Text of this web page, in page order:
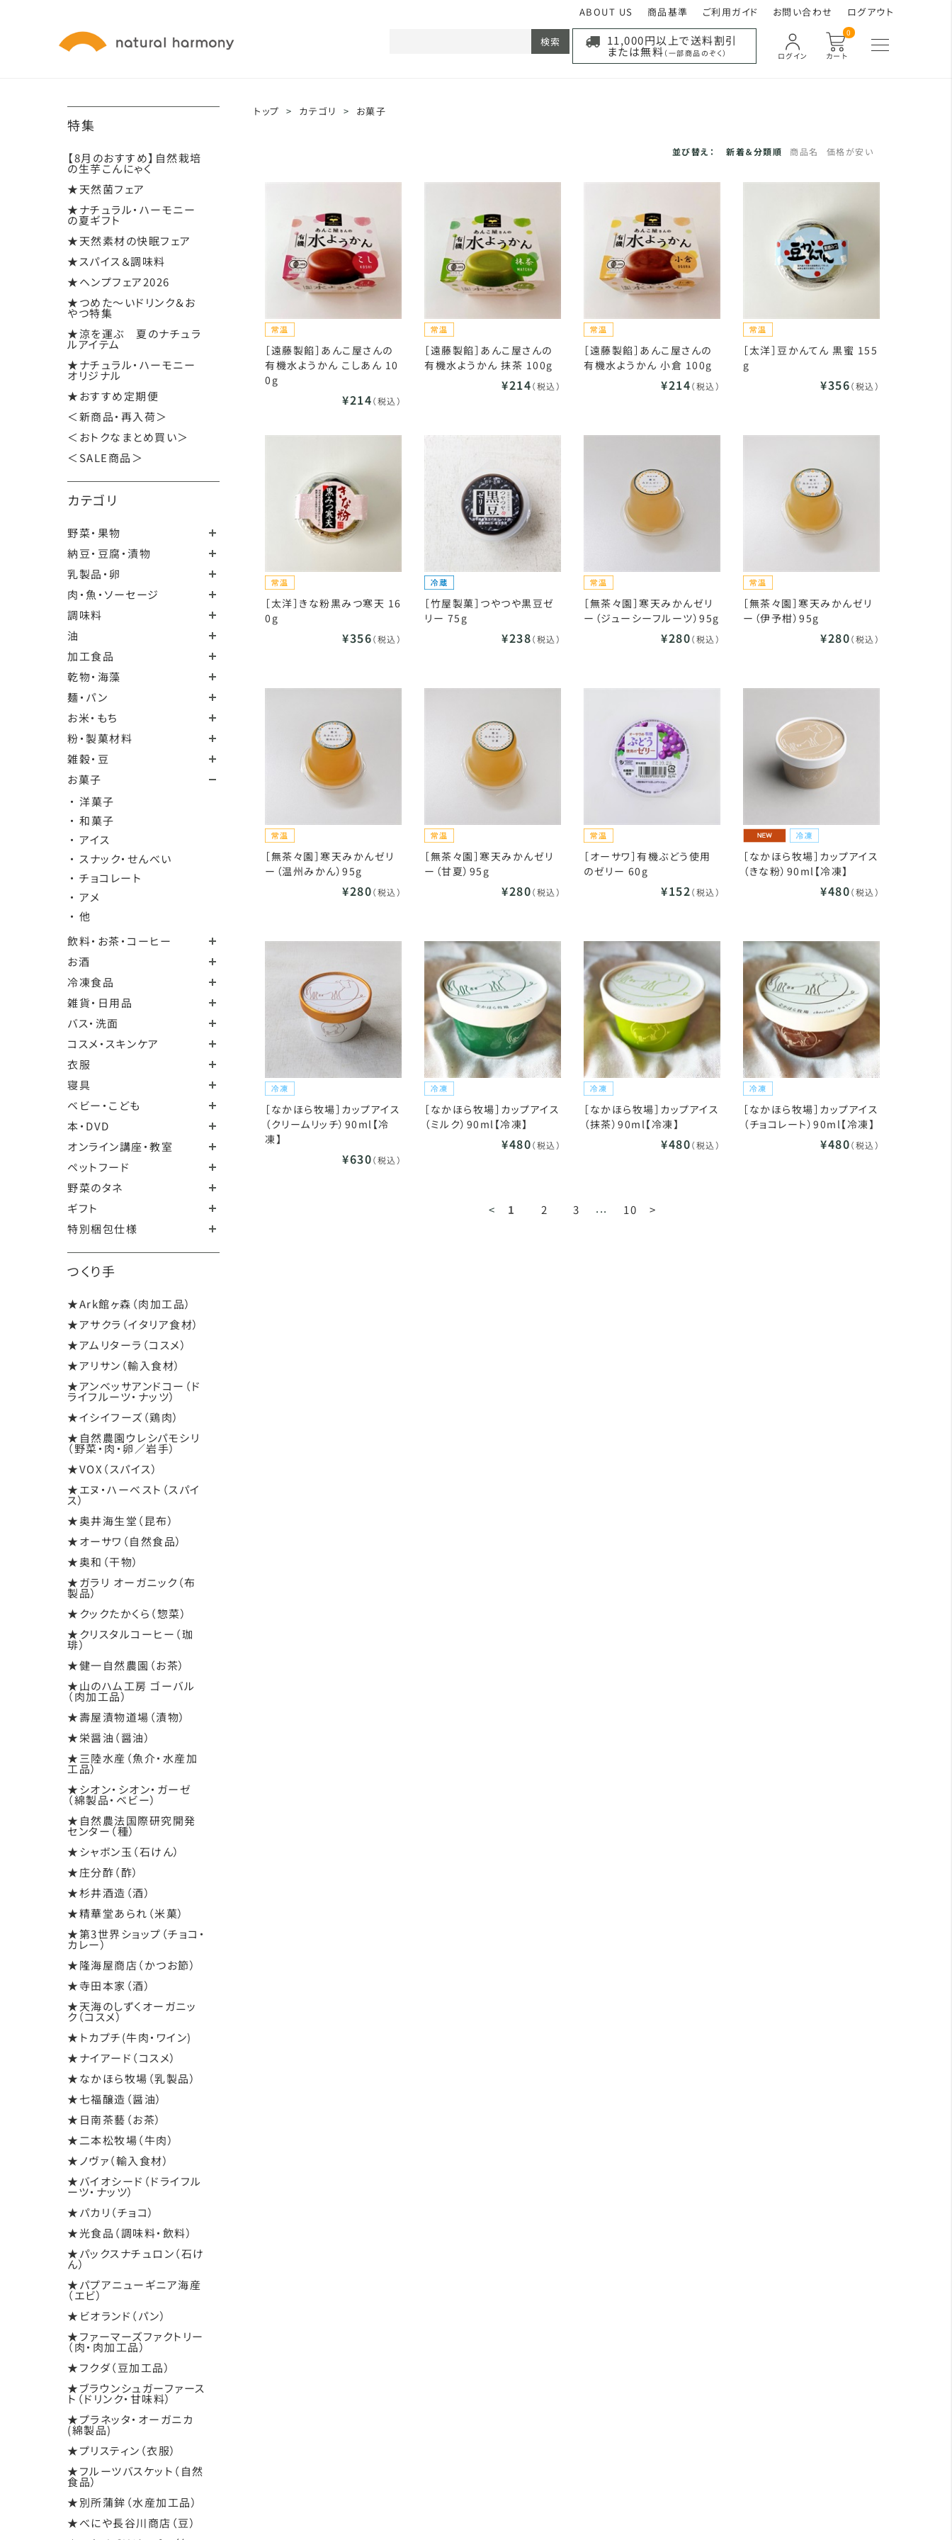
ABOUT US 商品基準 ご利用ガイド お問い合わせ ログアウト
カート
0
ログイン
11,000円以上で送料割引
または無料 （一部商品のぞく）
検索
特集
【8月のおすすめ】自然栽培
の生芋こんにゃく
★天然菌フェア
★ナチュラル・ハーモニー
の夏ギフト
★天然素材の快眠フェア
★スパイス＆調味料
★ヘンプフェア2026
★つめた～いドリンク＆お
やつ特集
★涼を運ぶ 夏のナチュラ
ルアイテム
★ナチュラル・ハーモニー
オリジナル
★おすすめ定期便
＜新商品・再入荷＞
＜おトクなまとめ買い＞
＜SALE商品＞
カテゴリ
野菜・果物
納豆・豆腐・漬物
乳製品・卵
肉・魚・ソーセージ
調味料
油
加工食品
乾物・海藻
麺・パン
お米・もち
粉・製菓材料
雑穀・豆
お菓子
・ 洋菓子
・ 和菓子
・ アイス
・ スナック・せんべい
・ チョコレート
・ アメ
・ 他
飲料・お茶・コーヒー
お酒
冷凍食品
雑貨・日用品
バス・洗面
コスメ・スキンケア
衣服
寝具
ベビー・こども
本・DVD
オンライン講座・教室
ペットフード
野菜のタネ
ギフト
特別梱包仕様
つくり手
★Ark館ヶ森（肉加工品）
★アサクラ（イタリア食材）
★アムリターラ（コスメ）
★アリサン（輸入食材）
★アンベッサアンドコー（ド
ライフルーツ・ナッツ）
★イシイフーズ（鶏肉）
★自然農園ウレシパモシリ
（野菜・肉・卵／岩手）
★VOX（スパイス）
★エヌ・ハーベスト（スパイ
ス）
★奥井海生堂（昆布）
★オーサワ（自然食品）
★奥和（干物）
★ガラリ オーガニック（布
製品）
★クックたかくら（惣菜）
★クリスタルコーヒー（珈
琲）
★健一自然農園（お茶）
★山のハム工房 ゴーバル
（肉加工品）
★壽屋漬物道場（漬物）
★栄醤油（醤油）
★三陸水産（魚介・水産加
工品）
★シオン・シオン・ガーゼ
（綿製品・ベビー）
★自然農法国際研究開発
センター（種）
★シャボン玉（石けん）
★庄分酢（酢）
★杉井酒造（酒）
★精華堂あられ（米菓）
★第3世界ショップ（チョコ・
カレー）
★隆海屋商店（かつお節）
★寺田本家（酒）
★天海のしずくオーガニッ
ク（コスメ）
★トカプチ(牛肉・ワイン)
★ナイアード（コスメ）
★なかほら牧場（乳製品）
★七福醸造（醤油）
★日南茶藝（お茶）
★二本松牧場（牛肉）
★ノヴァ（輸入食材）
★バイオシード（ドライフル
ーツ・ナッツ）
★パカリ（チョコ）
★光食品（調味料・飲料）
★パックスナチュロン（石け
ん）
★パプアニューギニア海産
（エビ）
★ビオランド（パン）
★ファーマーズファクトリー
（肉・肉加工品）
★フクダ（豆加工品）
★ブラウンシュガーファース
ト（ドリンク・甘味料）
★プラネッタ・オーガニカ
(綿製品)
★プリスティン（衣服）
★フルーツバスケット（自然
食品）
★別所蒲鉾（水産加工品）
★べにや長谷川商店（豆）
トップ > カテゴリ > お菓子
並び替え： 新着＆分類順 商品名 価格が安い
［遠藤製餡］あんこ屋さんの
有機水ようかん こしあん 10
0g
¥214（税込）
［遠藤製餡］あんこ屋さんの
有機水ようかん 抹茶 100g
¥214（税込）
［遠藤製餡］あんこ屋さんの
有機水ようかん 小倉 100g
¥214（税込）
［太洋］豆かんてん 黒蜜 155
g
¥356（税込）
［太洋］きな粉黒みつ寒天 16
0g
¥356（税込）
［竹屋製菓］つやつや黒豆ゼ
リー 75g
¥238（税込）
［無茶々園］寒天みかんゼリ
ー（ジューシーフルーツ）95g
¥280（税込）
［無茶々園］寒天みかんゼリ
ー（伊予柑）95g
¥280（税込）
［無茶々園］寒天みかんゼリ
ー（温州みかん）95g
¥280（税込）
［無茶々園］寒天みかんゼリ
ー（甘夏）95g
¥280（税込）
［オーサワ］有機ぶどう使用
のゼリー 60g
¥152（税込）
［なかほら牧場］カップアイス
（きな粉）90ml【冷凍】
¥480（税込）
［なかほら牧場］カップアイス
（クリームリッチ）90ml【冷
凍】
¥630（税込）
［なかほら牧場］カップアイス
（ミルク）90ml【冷凍】
¥480（税込）
［なかほら牧場］カップアイス
（抹茶）90ml【冷凍】
¥480（税込）
［なかほら牧場］カップアイス
（チョコレート）90ml【冷凍】
¥480（税込）
< 1 2 3 ... 10 >